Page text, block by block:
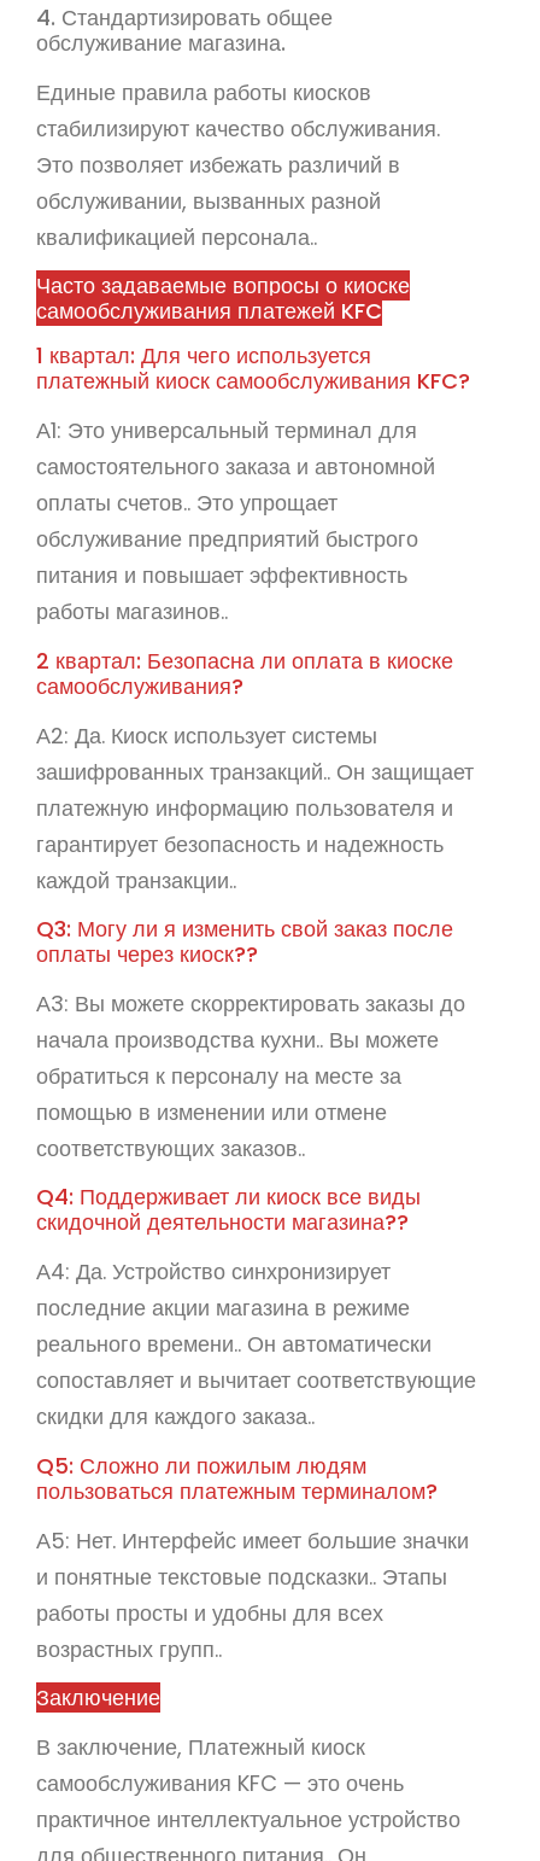
4. Стандартизировать общее
обслуживание магазина.
Единые правила работы киосков
стабилизируют качество обслуживания.
Это позволяет избежать различий в
обслуживании, вызванных разной
квалификацией персонала..
Часто задаваемые вопросы о киоске
самообслуживания платежей KFC
1 квартал: Для чего используется
платежный киоск самообслуживания KFC?
А1: Это универсальный терминал для
самостоятельного заказа и автономной
оплаты счетов.. Это упрощает
обслуживание предприятий быстрого
питания и повышает эффективность
работы магазинов..
2 квартал: Безопасна ли оплата в киоске
самообслуживания?
А2: Да. Киоск использует системы
зашифрованных транзакций.. Он защищает
платежную информацию пользователя и
гарантирует безопасность и надежность
каждой транзакции..
Q3: Могу ли я изменить свой заказ после
оплаты через киоск??
А3: Вы можете скорректировать заказы до
начала производства кухни.. Вы можете
обратиться к персоналу на месте за
помощью в изменении или отмене
соответствующих заказов..
Q4: Поддерживает ли киоск все виды
скидочной деятельности магазина??
А4: Да. Устройство синхронизирует
последние акции магазина в режиме
реального времени.. Он автоматически
сопоставляет и вычитает соответствующие
скидки для каждого заказа..
Q5: Сложно ли пожилым людям
пользоваться платежным терминалом?
А5: Нет. Интерфейс имеет большие значки
и понятные текстовые подсказки.. Этапы
работы просты и удобны для всех
возрастных групп..
Заключение
В заключение, Платежный киоск
самообслуживания KFC — это очень
практичное интеллектуальное устройство